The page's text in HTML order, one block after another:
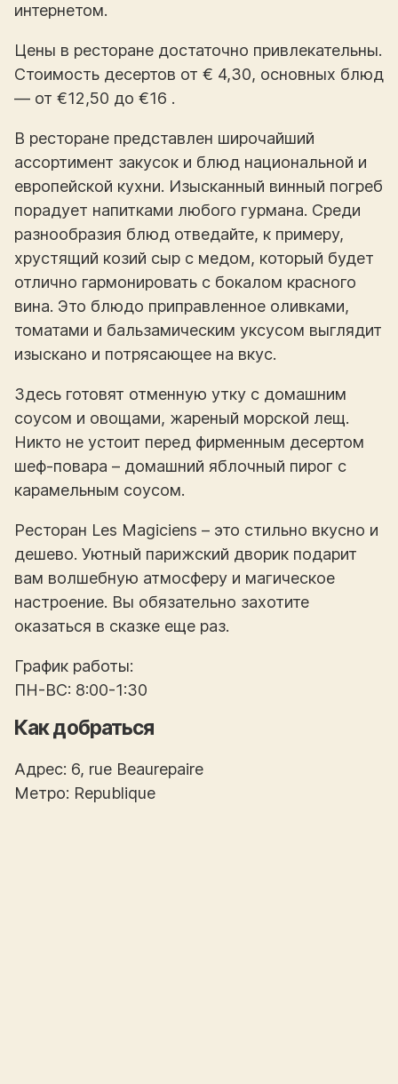
интернетом.
Цены в ресторане достаточно привлекательны.
Стоимость десертов от € 4,30, основных блюд
— от €12,50 до €16 .
В ресторане представлен широчайший
ассортимент закусок и блюд национальной и
европейской кухни. Изысканный винный погреб
порадует напитками любого гурмана. Среди
разнообразия блюд отведайте, к примеру,
хрустящий козий сыр с медом, который будет
отлично гармонировать с бокалом красного
вина. Это блюдо приправленное оливками,
томатами и бальзамическим уксусом выглядит
изыскано и потрясающее на вкус.
Здесь готовят отменную утку с домашним
соусом и овощами, жареный морской лещ.
Никто не устоит перед фирменным десертом
шеф-повара – домашний яблочный пирог с
карамельным соусом.
Ресторан Les Magiciens – это стильно вкусно и
дешево. Уютный парижский дворик подарит
вам волшебную атмосферу и магическое
настроение. Вы обязательно захотите
оказаться в сказке еще раз.
График работы:
ПН-ВС: 8:00-1:30
Как добраться
Адрес: 6, rue Beaurepaire
Метро: Republique